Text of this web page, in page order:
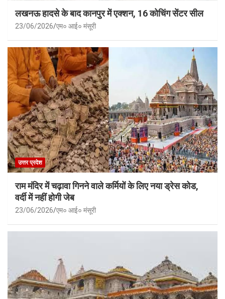
लखनऊ हादसे के बाद कानपुर में एक्शन, 16 कोचिंग सेंटर सील
23/06/2026 एम० आई० मंसूरी
उत्तर प्रदेश
राम मंदिर में चढ़ावा गिनने वाले कर्मियों के लिए नया ड्रेस कोड,
वर्दी में नहीं होगी जेब
23/06/2026 एम० आई० मंसूरी